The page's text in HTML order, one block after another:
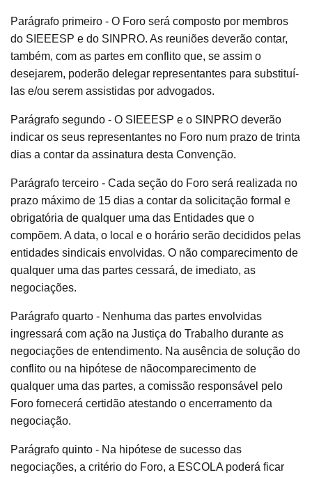
Parágrafo primeiro - O Foro será composto por membros
do SIEEESP e do SINPRO. As reuniões deverão contar,
também, com as partes em conflito que, se assim o
desejarem, poderão delegar representantes para substituí-
las e/ou serem assistidas por advogados.
Parágrafo segundo - O SIEEESP e o SINPRO deverão
indicar os seus representantes no Foro num prazo de trinta
dias a contar da assinatura desta Convenção.
Parágrafo terceiro - Cada seção do Foro será realizada no
prazo máximo de 15 dias a contar da solicitação formal e
obrigatória de qualquer uma das Entidades que o
compõem. A data, o local e o horário serão decididos pelas
entidades sindicais envolvidas. O não comparecimento de
qualquer uma das partes cessará, de imediato, as
negociações.
Parágrafo quarto - Nenhuma das partes envolvidas
ingressará com ação na Justiça do Trabalho durante as
negociações de entendimento. Na ausência de solução do
conflito ou na hipótese de nãocomparecimento de
qualquer uma das partes, a comissão responsável pelo
Foro fornecerá certidão atestando o encerramento da
negociação.
Parágrafo quinto - Na hipótese de sucesso das
negociações, a critério do Foro, a ESCOLA poderá ficar